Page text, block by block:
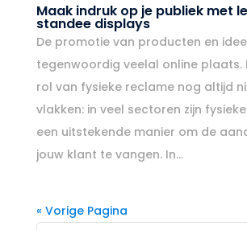
Maak indruk op je publiek met
standee displays
De promotie van producten en
tegenwoordig veelal online plaats.
rol van fysieke reclame nog altijd
vlakken: in veel sectoren zijn
een uitstekende manier om de
jouw klant te vangen. In...
« Vorige Pagina